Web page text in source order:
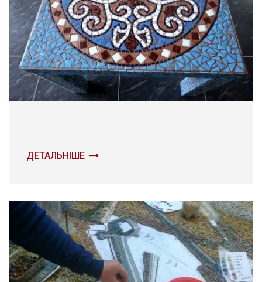
ДЕТАЛЬНІШЕ